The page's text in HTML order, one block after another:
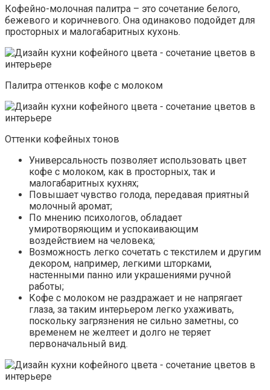
Кофейно-молочная палитра – это сочетание белого,
бежевого и коричневого. Она одинаково подойдет для
просторных и малогабаритных кухонь.
Палитра оттенков кофе с молоком
Оттенки кофейных тонов
Универсальность позволяет использовать цвет
кофе с молоком, как в просторных, так и
малогабаритных кухнях;
Повышает чувство голода, передавая приятный
молочный аромат;
По мнению психологов, обладает
умиротворяющим и успокаивающим
воздействием на человека;
Возможность легко сочетать с текстилем и другим
декором, например, легкими шторками,
настенными панно или украшениями ручной
работы;
Кофе с молоком не раздражает и не напрягает
глаза, за таким интерьером легко ухаживать,
поскольку загрязнения не сильно заметны, со
временем не желтеет и долго не теряет
первоначальный вид.